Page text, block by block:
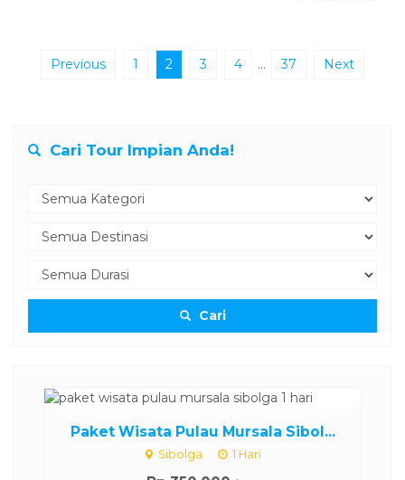
Previous 1 2 3 4 … 37 Next
Cari Tour Impian Anda!
Cari
Paket Wisata Pulau Mursala Sibol...
Sibolga 1 Hari